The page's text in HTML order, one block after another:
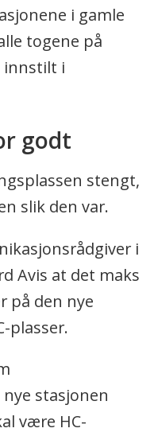
i gamle
togene på
innstilt i
godt
stengt,
slik den var.
i
Avis at det maks
på den nye
plasser.
stasjonen
være HC-